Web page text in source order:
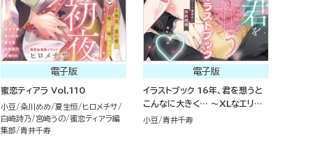
電子版
蜜恋ティアラ Vol.110
小豆 粂川めめ 夏生恒
ヒロメチサ
白崎詩乃
宮崎うの
蜜恋ティアラ編
集部
青井千寿
電子版
イラストブック 16年、君を想うと
こんなに大きく… ～XLなエリート
捜査官と契約結婚～
小豆 青井千寿